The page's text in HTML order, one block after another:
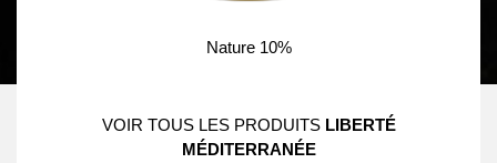
Nature 10%
VOIR TOUS LES PRODUITS LIBERTÉ
MÉDITERRANÉE